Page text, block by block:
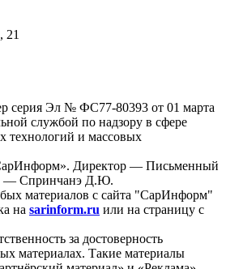
21
серия Эл № ФС77-80393 от 01 марта
службой по надзору в сфере
технологий и массовых
Директор — Письменный
— Спринчанэ Д.Ю.
материалов с сайта "СарИнформ"
на sarinform.ru или на страницу с
за достоверность
материалах. Такие материалы